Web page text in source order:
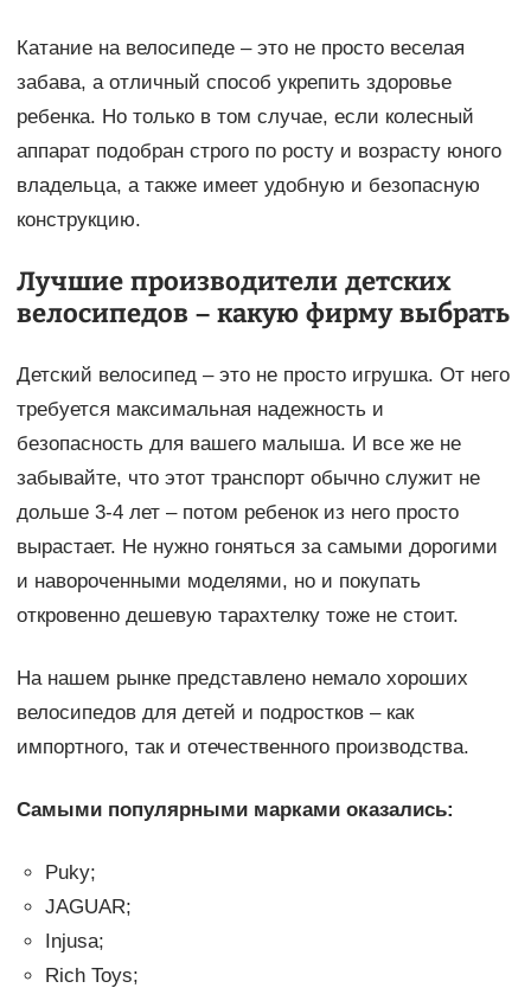
Катание на велосипеде – это не просто веселая
забава, а отличный способ укрепить здоровье
ребенка. Но только в том случае, если колесный
аппарат подобран строго по росту и возрасту юного
владельца, а также имеет удобную и безопасную
конструкцию.
Лучшие производители детских
велосипедов – какую фирму выбрать
Детский велосипед – это не просто игрушка. От него
требуется максимальная надежность и
безопасность для вашего малыша. И все же не
забывайте, что этот транспорт обычно служит не
дольше 3-4 лет – потом ребенок из него просто
вырастает. Не нужно гоняться за самыми дорогими
и навороченными моделями, но и покупать
откровенно дешевую тарахтелку тоже не стоит.
На нашем рынке представлено немало хороших
велосипедов для детей и подростков – как
импортного, так и отечественного производства.
Самыми популярными марками оказались:
Puky;
JAGUAR;
Injusa;
Rich Toys;